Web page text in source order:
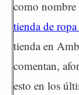
como
tienda de
tienda en
comentan,
esto en los